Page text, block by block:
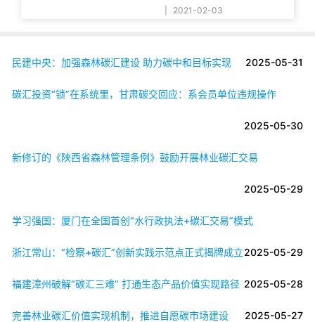
2021-02-03
民建中央：加强森林碳汇建设 助力碳中和目标实现 2025-05-31
碳汇投资“锁”在系统里，甘肃碳交回应：系会员单位违规操作
2025-05-30
新修订的《陕西省森林管理条例》鼓励开展林业碳汇交易
2025-05-29
学习强国：厦门在全国首创“水行政执法+碳汇交易”模式
2025-05-29
浙江常山：“检察+碳汇”创新实践示范点正式揭牌成立
2025-05-28
福建漳州破解“碳汇三难” 打通生态产品价值实现路径
2025-05-27
完善林业碳汇价值实现机制，推进自愿碳市场建设